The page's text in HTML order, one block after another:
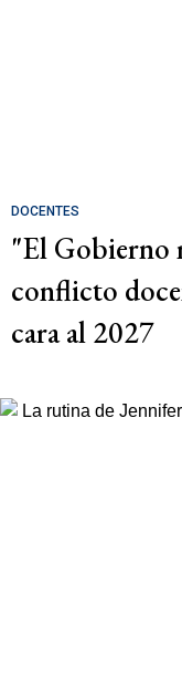
DOCENTES
"El Gobierno
conflicto
cara al 2027